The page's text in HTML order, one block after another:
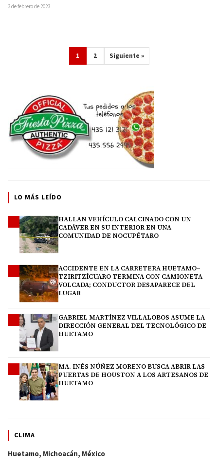
3 de febrero de 2023
1 2 Siguiente »
LO MÁS LEÍDO
HALLAN VEHÍCULO CALCINADO CON UN
CADÁVER EN SU INTERIOR EN UNA
COMUNIDAD DE NOCUPÉTARO
ACCIDENTE EN LA CARRETERA HUETAMO–
TZIRITZÍCUARO TERMINA CON CAMIONETA
VOLCADA; CONDUCTOR DESAPARECE DEL
LUGAR
GABRIEL MARTÍNEZ VILLALOBOS ASUME LA
DIRECCIÓN GENERAL DEL TECNOLÓGICO DE
HUETAMO
MA. INÉS NÚÑEZ MORENO BUSCA ABRIR LAS
PUERTAS DE HOUSTON A LOS ARTESANOS DE
HUETAMO
CLIMA
Huetamo, Michoacán, México